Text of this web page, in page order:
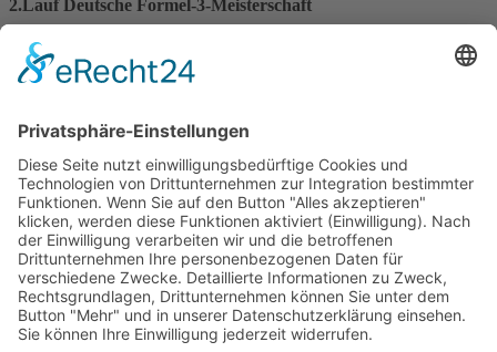
2.Lauf Deutsche Formel-3-Meisterschaft
Streckenskizze
Nennungsliste
Ergebnis Zeittraining 1
Original Zeitnahme
Ergebnis Zeittraining 2
Gesamtergebnis Zeittraining 1+2 Original Zeitnahme
Startaufstellung
Ergebnis Rennen
Original Zeitnahme